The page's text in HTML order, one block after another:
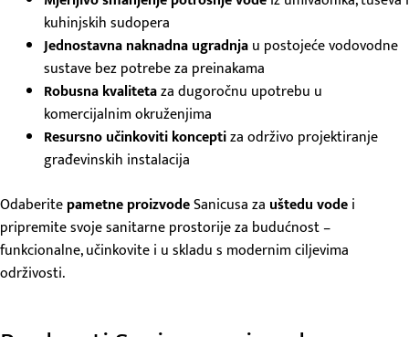
kuhinjskih sudopera
Jednostavna naknadna ugradnjau postojeće vodovodne
sustave bez potrebe za preinakama
Robusna kvalitetaza dugoročnu upotrebu u
komercijalnim okruženjima
Resursno učinkoviti konceptiza održivo projektiranje
građevinskih instalacija
Odaberitepametne proizvodeSanicusa za uštedu vodei
pripremite svoje sanitarne prostorije za budućnost –
funkcionalne, učinkovite i u skladu s modernim ciljevima
održivosti.